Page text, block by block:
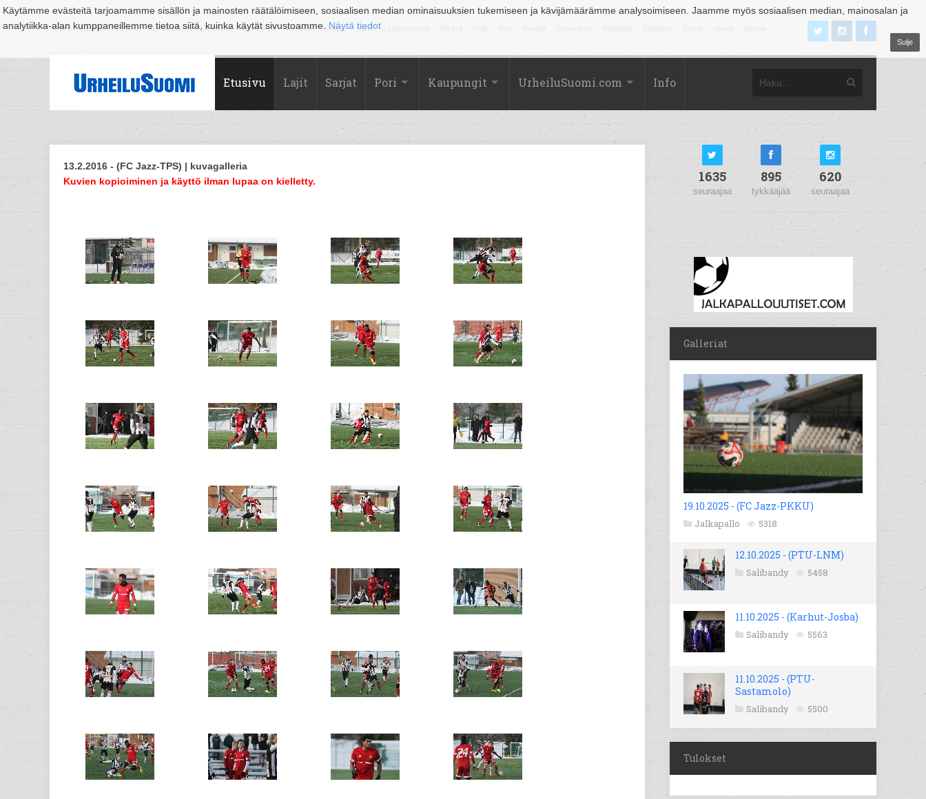
Käytämme evästeitä tarjoamamme sisällön ja mainosten räätälöimiseen, sosiaalisen median ominaisuuksien tukemiseen ja kävijämäärämme analysoimiseen. Jaamme myös sosiaalisen median, mainosalan ja
analytiikka-alan kumppaneillemme tietoa siitä, kuinka käytät sivustoamme. Näytä tiedot
Sulje
Suomi Espoo Helsinki Hämeenlinna Joensuu Jyväskylä Kouvola Kuopio Lahti
Etusivu Lajit Sarjat Pori Kaupungit UrheiluSuomi.com Info
13.2.2016 - (FC Jazz-TPS) | kuvagalleria
Kuvien kopioiminen ja käyttö ilman lupaa on kielletty.
1635
seuraajaa
895
tykkääjää
620
seuraajaa
Galleriat
19.10.2025 - (FC Jazz-PKKU)
Jalkapallo 5318
12.10.2025 - (PTU-LNM)
Salibandy 5458
11.10.2025 - (Karhut-Josba)
Salibandy 5563
11.10.2025 - (PTU-
Sastamolo)
Salibandy 5500
Tulokset